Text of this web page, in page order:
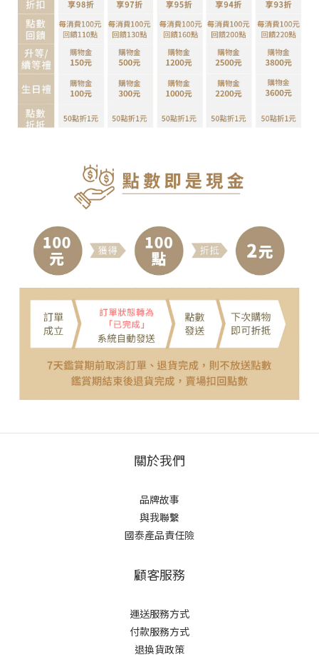
關於我們
品牌故事
與我聯繫
國泰產品責任險
顧客服務
運送服務方式
付款服務方式
退換貨政策